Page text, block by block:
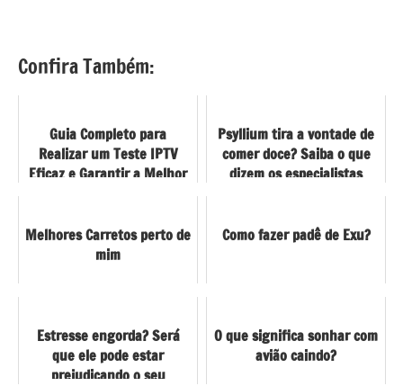
Confira Também:
Guia Completo para
Realizar um Teste IPTV
Eficaz e Garantir a Melhor
Psyllium tira a vontade de
comer doce? Saiba o que
dizem os especialistas
Melhores Carretos perto de
mim
Como fazer padê de Exu?
Estresse engorda? Será
que ele pode estar
prejudicando o seu
O que significa sonhar com
avião caindo?